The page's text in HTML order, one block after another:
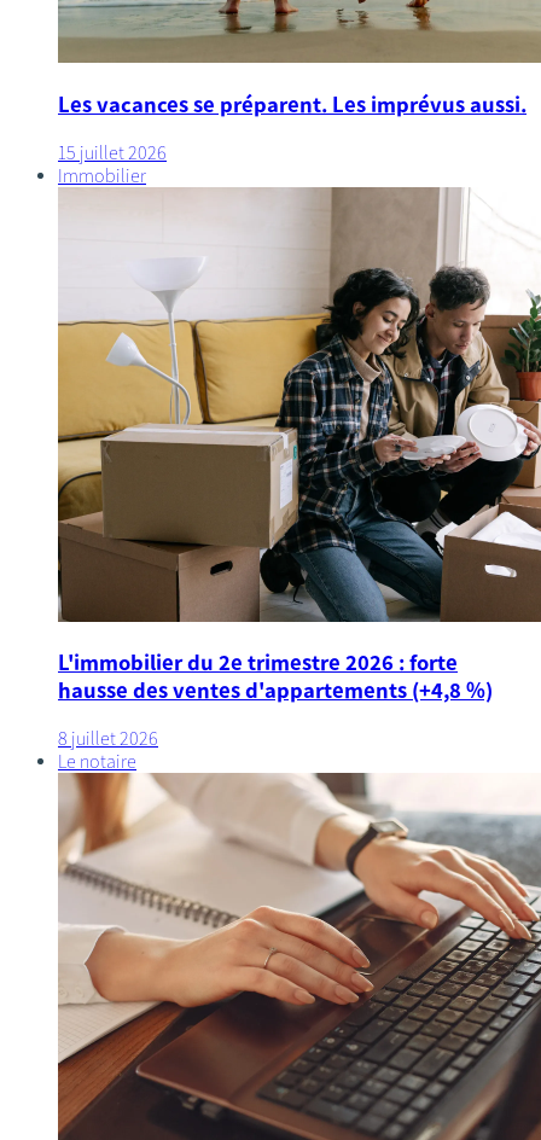
Les vacances se préparent. Les imprévus aussi.
15 juillet 2026
Immobilier
L'immobilier du 2e trimestre 2026 : forte
hausse des ventes d'appartements (+4,8 %)
8 juillet 2026
Le notaire